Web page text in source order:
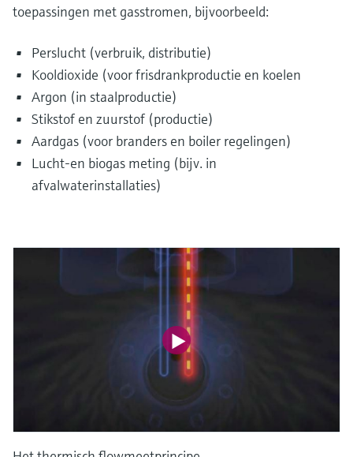
toepassingen met gasstromen, bijvoorbeeld:
Perslucht (verbruik, distributie)
Kooldioxide (voor frisdrankproductie en koelen
Argon (in staalproductie)
Stikstof en zuurstof (productie)
Aardgas (voor branders en boiler regelingen)
Lucht-en biogas meting (bijv. in
afvalwaterinstallaties)